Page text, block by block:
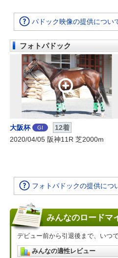
パドック映像の提供につい
フォトパドック
大阪杯 GI
12着
2020/04/05 阪神11R 芝2000m
フォトパドックの提供につ
みんなのロードマ
デビュー前から引退後まで、いつ
みんなの適性レビュー